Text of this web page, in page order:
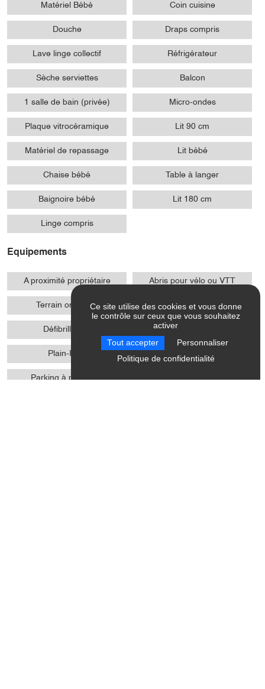
Matériel Bébé Coin cuisine
Douche Draps compris
Lave linge collectif Réfrigérateur
Sèche serviettes Balcon
1 salle de bain (privée) Micro-ondes
Plaque vitrocéramique Lit 90 cm
Matériel de repassage Lit bébé
Chaise bébé Table à langer
Baignoire bébé Lit 180 cm
Linge compris
Equipements
A proximité propriétaire Abris pour vélo ou VTT
Terrain ombragé Laverie
Défibrillateur
Plain-Pied Salle d'animation
Parking à proximité Jardin commun
Ce site utilise des cookies et vous donne
le contrôle sur ceux que vous souhaitez
activer
Tout accepter Personnaliser
Politique de confidentialité